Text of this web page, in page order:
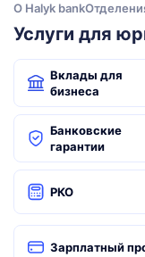
О Halyk bank
Услуги для
Вклады для
бизнеса
Банковские
гарантии
РКО
Зарплатный